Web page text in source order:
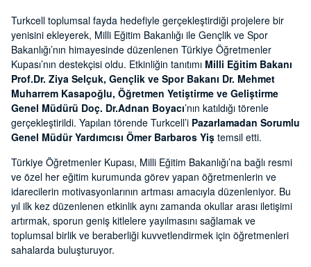
Turkcell toplumsal fayda hedefiyle gerçekleştirdiği projelere bir
yenisini ekleyerek, Milli Eğitim Bakanlığı ile Gençlik ve Spor
Bakanlığı’nın himayesinde düzenlenen Türkiye Öğretmenler
Kupası’nın destekçisi oldu. Etkinliğin tanıtımı Milli Eğitim Bakanı
Prof.Dr. Ziya Selçuk, Gençlik ve Spor Bakanı Dr. Mehmet
Muharrem Kasapoğlu, Öğretmen Yetiştirme ve Geliştirme
Genel Müdürü Doç. Dr.Adnan Boyacı’nın katıldığı törenle
gerçekleştirildi. Yapılan törende Turkcell’i Pazarlamadan Sorumlu
Genel Müdür Yardımcısı Ömer Barbaros Yiş temsil etti.
Türkiye Öğretmenler Kupası, Milli Eğitim Bakanlığı’na bağlı resmi
ve özel her eğitim kurumunda görev yapan öğretmenlerin ve
idarecilerin motivasyonlarının artması amacıyla düzenleniyor. Bu
yıl ilk kez düzenlenen etkinlik aynı zamanda okullar arası iletişimi
artırmak, sporun geniş kitlelere yayılmasını sağlamak ve
toplumsal birlik ve beraberliği kuvvetlendirmek için öğretmenleri
sahalarda buluşturuyor.